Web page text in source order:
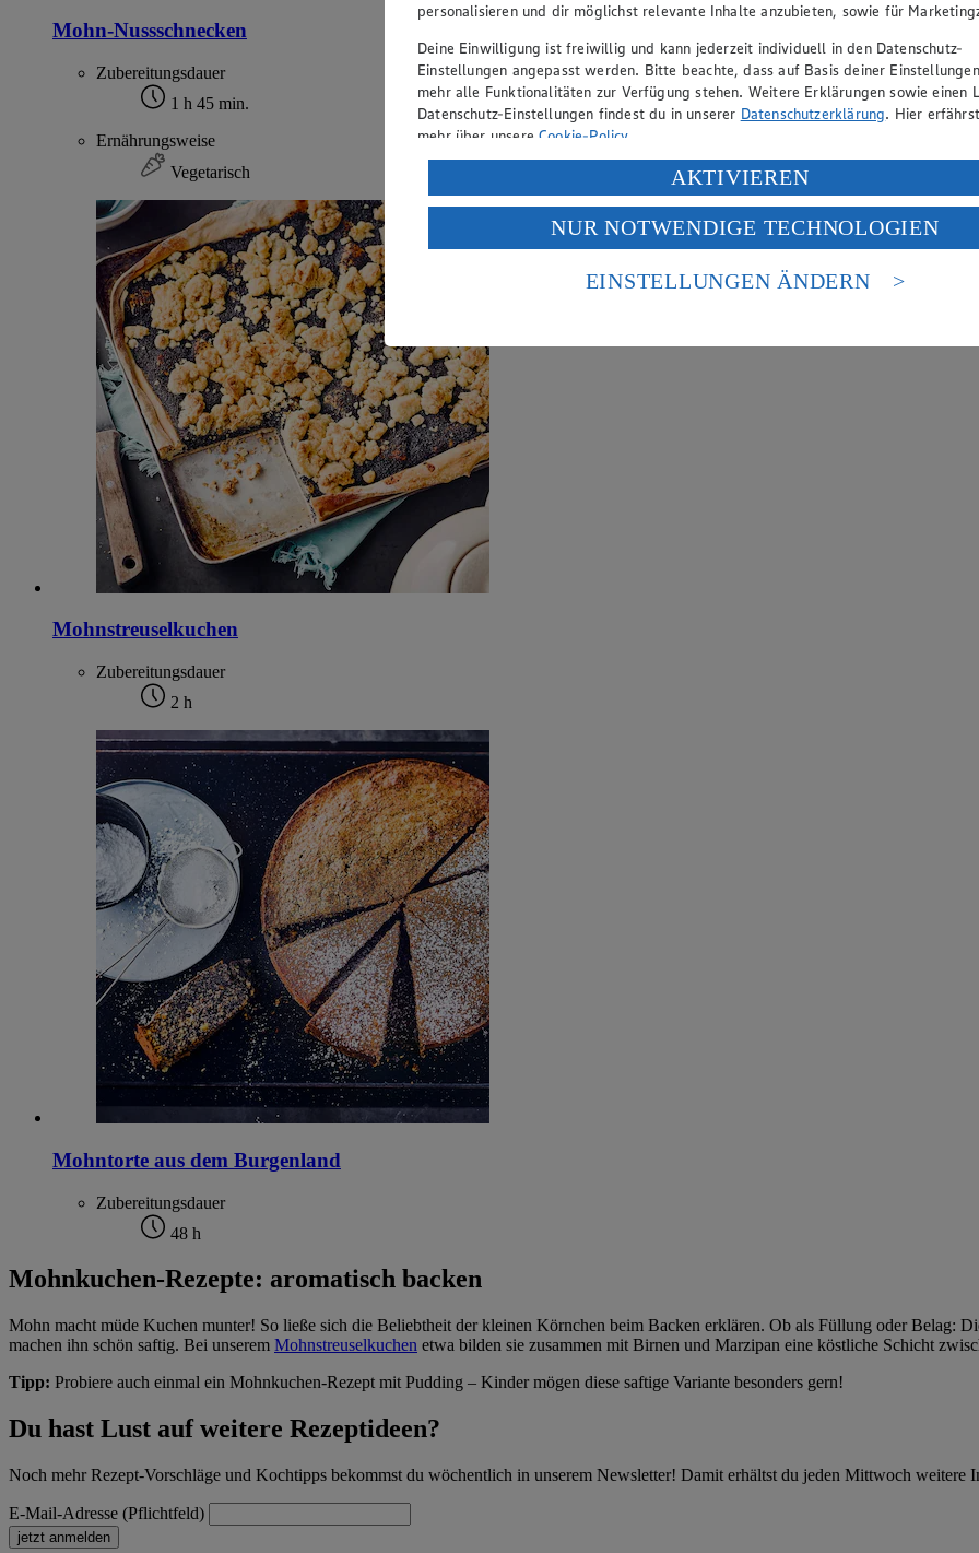
Mohn-Nussschnecken
Zubereitungsdauer
1 h 45 min.
Ernährungsweise
Vegetarisch
Mohnstreuselkuchen
Zubereitungsdauer
2 h
Mohntorte aus dem Burgenland
Zubereitungsdauer
48 h
Mohnkuchen-Rezepte: aromatisch backen
Mohn macht müde Kuchen munter! So ließe sich die Beliebtheit der kleinen Körnchen beim Backen erklären. Ob als Füllung oder Belag:
machen ihn schön saftig. Bei unserem Mohnstreuselkuchen etwa bilden sie zusammen mit Birnen und Marzipan eine köstliche Schicht
Tipp: Probiere auch einmal ein Mohnkuchen-Rezept mit Pudding – Kinder mögen diese saftige Variante besonders gern!
Du hast Lust auf weitere Rezeptideen?
Noch mehr Rezept-Vorschläge und Kochtipps bekommst du wöchentlich in unserem Newsletter! Damit erhältst du jeden Mittwoch weitere
E-Mail-Adresse (Pflichtfeld)
jetzt anmelden
personalisieren und dir möglichst relevante Inhalte anzubieten, sowie für
Deine Einwilligung ist freiwillig und kann jederzeit individuell in den Datenschutz-
Einstellungen angepasst werden. Bitte beachte, dass auf Basis deiner
mehr alle Funktionalitäten zur Verfügung stehen. Weitere Erklärungen sowie einen
Datenschutz-Einstellungen findest du in unserer Datenschutzerklärung. Hier
mehr über unsereCookie-Policy.
Verarbeitung deiner personenbezogenen Daten in den USA durch Facebook und
Wenn du auf „Aktivieren“ klickst, willigst du im Sinne des Art. 49 Abs. 1 Satz 1 lit.
ein, dass deine Daten in den USA verarbeitet werden. Der EuGH sieht die USA als
einem nach europäischen Standards nicht angemessenen Datenschutzniveau an. Es
Risiko eines Zugriffs durch US-amerikanische Behörden.
AKTIVIEREN
NUR NOTWENDIGE TECHNOLOGIEN
EINSTELLUNGEN ÄNDERN